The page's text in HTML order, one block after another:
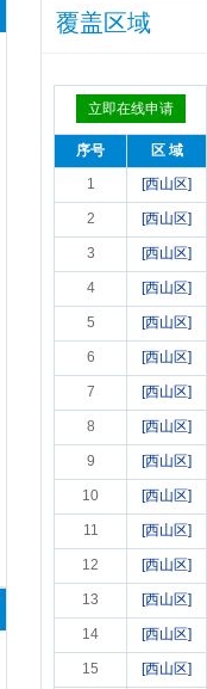
覆盖区域
立即在线申请
序号
区 域
1
[西山区]
2 [西山区]
3 [西山区]
4 [西山区]
5 [西山区]
6 [西山区]
7 [西山区]
8 [西山区]
9 [西山区]
10 [西山区]
11 [西山区]
12 [西山区]
13 [西山区]
14 [西山区]
15 [西山区]